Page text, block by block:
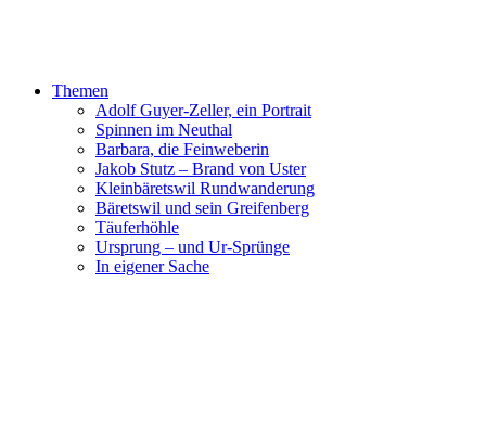
Themen
Adolf Guyer-Zeller, ein Portrait
Spinnen im Neuthal
Barbara, die Feinweberin
Jakob Stutz – Brand von Uster
Kleinbäretswil Rundwanderung
Bäretswil und sein Greifenberg
Täuferhöhle
Ursprung – und Ur-Sprünge
In eigener Sache